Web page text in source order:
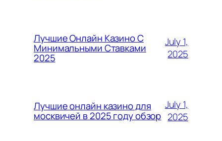
Лучшие Онлайн Казино С
Минимальными Ставками
2025
July 1,
2025
Лучшие онлайн казино для
москвичей в 2025 году обзор
July 1,
2025